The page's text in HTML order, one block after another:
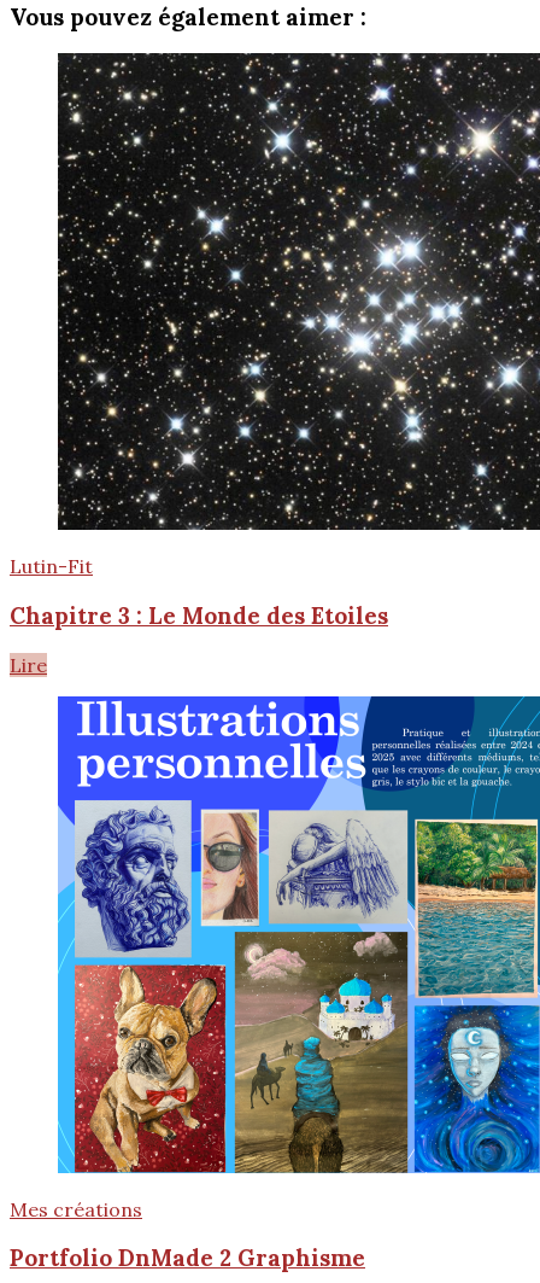
Vous pouvez également aimer :
Lutin-Fit
Chapitre 3 : Le Monde des Etoiles
Lire
Mes créations
Portfolio DnMade 2 Graphisme